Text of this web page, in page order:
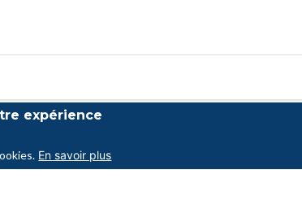
expérience
En savoir plus